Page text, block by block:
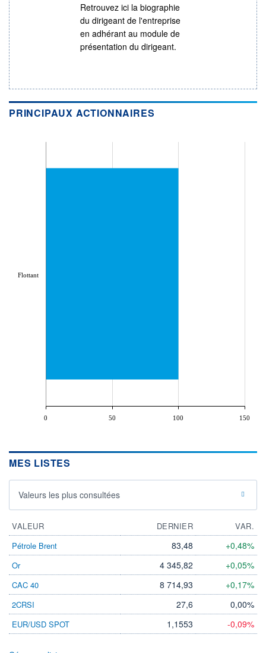
Retrouvez ici la biographie
du dirigeant de l'entreprise
en adhérant au module de
présentation du dirigeant.
PRINCIPAUX ACTIONNAIRES
Flottant
0 50 100 150
MES LISTES
Valeurs les plus consultées
VALEUR DERNIER
VAR.
Pétrole Brent
83,48 +0,48%
Or 4 345,82 +0,05%
CAC 40 8 714,93 +0,17%
2CRSI 27,6 0,00%
EUR/USD SPOT 1,1553 -0,09%